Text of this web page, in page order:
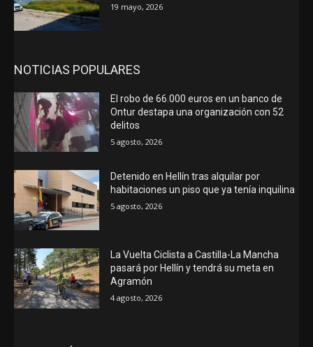
19 mayo, 2026
NOTICIAS POPULARES
El robo de 66.000 euros en un banco de
Ontur destapa una organización con 52
delitos
5 agosto, 2026
Detenido en Hellín tras alquilar por
habitaciones un piso que ya tenía inquilina
5 agosto, 2026
La Vuelta Ciclista a Castilla-La Mancha
pasará por Hellín y tendrá su meta en
Agramón
4 agosto, 2026